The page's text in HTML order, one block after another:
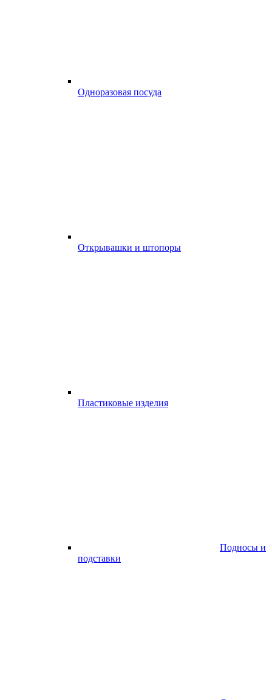
Одноразовая посуда
Открывашки и штопоры
Пластиковые изделия
Подносы и
подставки